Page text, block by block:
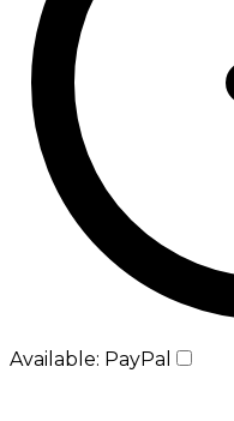
Available: PayPal